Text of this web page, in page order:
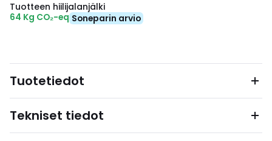
Tuotteen hiilijalanjälki
64 Kg CO₂-eq Soneparin arvio
Tuotetiedot
Tekniset tiedot